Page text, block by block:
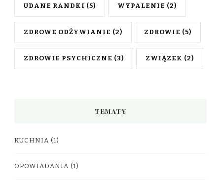
UDANE RANDKI (5) WYPALENIE (2)
ZDROWE ODŻYWIANIE (2) ZDROWIE (5)
ZDROWIE PSYCHICZNE (3) ZWIĄZEK (2)
TEMATY
KUCHNIA (1)
OPOWIADANIA (1)